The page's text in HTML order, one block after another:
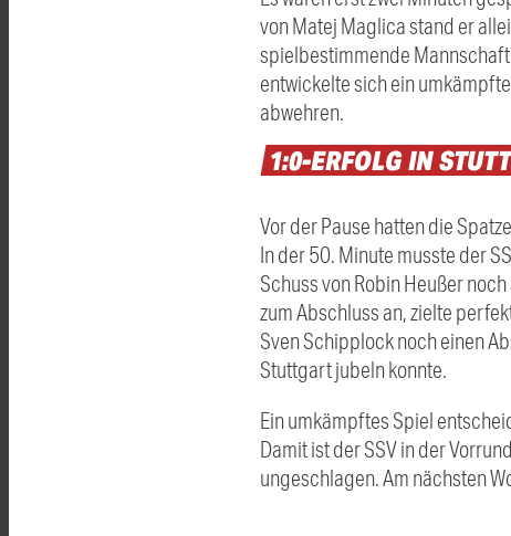
von Matej Maglica stand er
spielbestimmende
entwickelte sich ein
abwehren.
1:0-ERFOLGIN
Vor der Pause hatten die
In der 50. Minute musste der
Schuss von Robin Heußer
zum Abschluss an, zielte
Sven Schipplock noch einen
Stuttgart jubeln konnte.
Ein umkämpftes Spiel
Damit ist der SSV in der
ungeschlagen. Am nächsten